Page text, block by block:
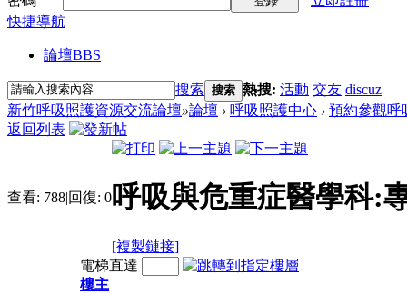
快捷導航
論壇BBS
搜索 搜索 熱搜: 活動 交友 discuz
新竹呼吸照護資源交流論壇»論壇 › 呼吸照護中心 › 預約參觀呼
返回列表
查看: 788|回復: 0呼吸與危重症醫學科:
[複製鏈接]
電梯直達
樓主